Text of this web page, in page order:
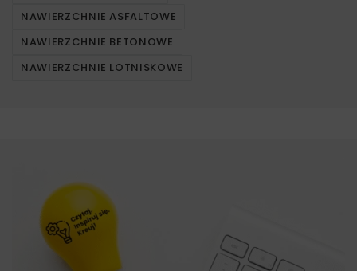
NAWIERZCHNIE ASFALTOWE
NAWIERZCHNIE BETONOWE
NAWIERZCHNIE LOTNISKOWE